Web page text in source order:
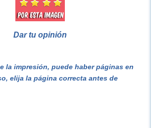
Dar tu opinión
la impresión, puede haber páginas en
elija la página correcta antes de